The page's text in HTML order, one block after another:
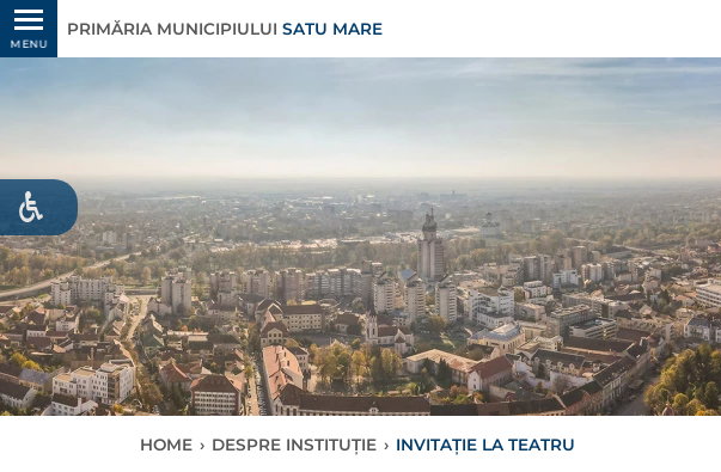
MENU
PRIMĂRIA MUNICIPIULUI SATU MARE
HOME › DESPRE INSTITUȚIE › INVITAȚIE LA TEATRU